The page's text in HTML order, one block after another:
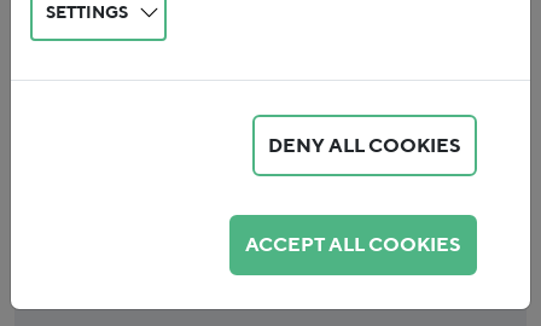
SETTINGS
DENY ALL COOKIES
ACCEPT ALL COOKIES